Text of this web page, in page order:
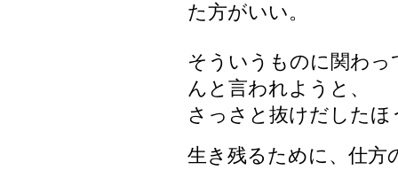
た方がいい。
そういうものに関わ
んと言われようと、
さっさと抜けだしたほ
生き残るために、仕方